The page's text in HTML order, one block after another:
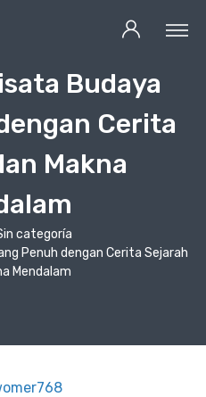
Budaya
Cerita
Makna
categoría
Penuh dengan Cerita Sejarah
Mendalam